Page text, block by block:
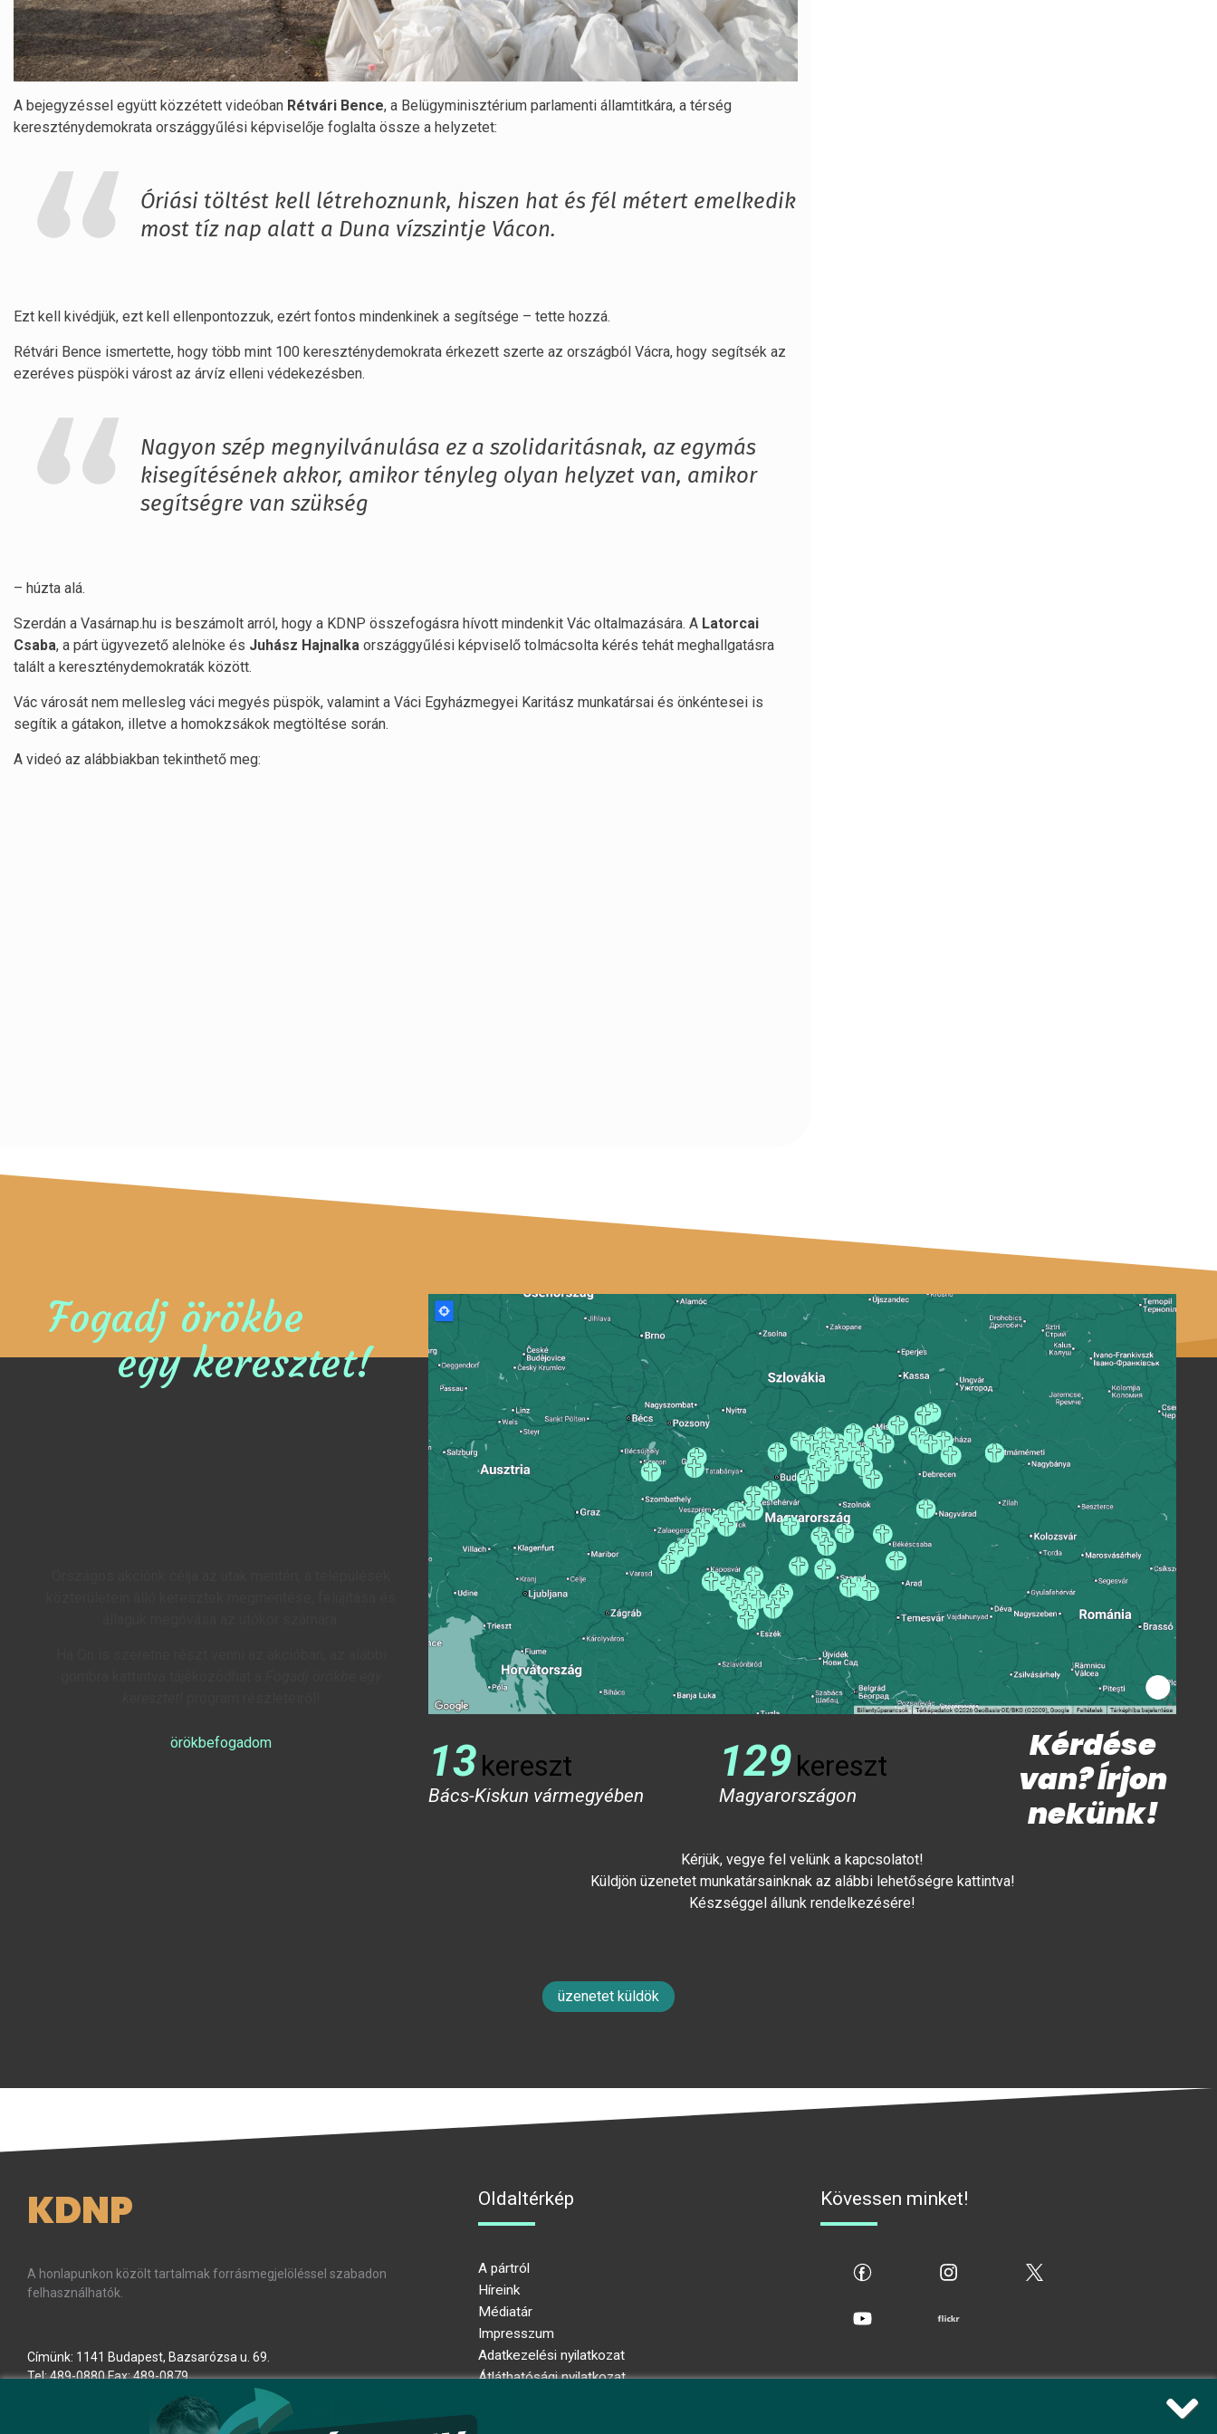
A bejegyzéssel együtt közzétett videóban Rétvári Bence, a Belügyminisztérium parlamenti államtitkára, a térség
kereszténydemokrata országgyűlési képviselője foglalta össze a helyzetet:
Óriási töltést kell létrehoznunk, hiszen hat és fél métert emelkedik
most tíz nap alatt a Duna vízszintje Vácon.
Ezt kell kivédjük, ezt kell ellenpontozzuk, ezért fontos mindenkinek a segítsége – tette hozzá.
Rétvári Bence ismertette, hogy több mint 100 kereszténydemokrata érkezett szerte az országból Vácra, hogy segítsék az
ezeréves püspöki várost az árvíz elleni védekezésben.
Nagyon szép megnyilvánulása ez a szolidaritásnak, az egymás
kisegítésének akkor, amikor tényleg olyan helyzet van, amikor
segítségre van szükség
– húzta alá.
Szerdán a Vasárnap.hu is beszámolt arról, hogy a KDNP összefogásra hívott mindenkit Vác oltalmazására. A Latorcai
Csaba, a párt ügyvezető alelnöke és Juhász Hajnalka országgyűlési képviselő tolmácsolta kérés tehát meghallgatásra
talált a kereszténydemokraták között.
Vác városát nem mellesleg váci megyés püspök, valamint a Váci Egyházmegyei Karitász munkatársai és önkéntesei is
segítik a gátakon, illetve a homokzsákok megtöltése során.
A videó az alábbiakban tekinthető meg:
Fogadj örökbe
egy keresztet!
örökbefogadom 13kereszt
Bács-Kiskun vármegyében
129kereszt
Magyarországon
Kérdése
van? Írjon
nekünk!
Kérjük, vegye fel velünk a kapcsolatot!
Küldjön üzenetet munkatársainknak az alábbi lehetőségre kattintva!
Készséggel állunk rendelkezésére!
üzenetet küldök
KDNP
A honlapunkon közölt tartalmak forrásmegjelöléssel szabadon
felhasználhatók.
Címünk: 1141 Budapest, Bazsarózsa u. 69.
Tel: 489-0880 Fax: 489-0879
hu(kdnp[at]kdnp[dot]hu)
Oldaltérkép
A pártról
Híreink
Médiatár
Impresszum
Adatkezelési nyilatkozat
Átláthatósági nyilatkozat
Kövessen minket!
flickr